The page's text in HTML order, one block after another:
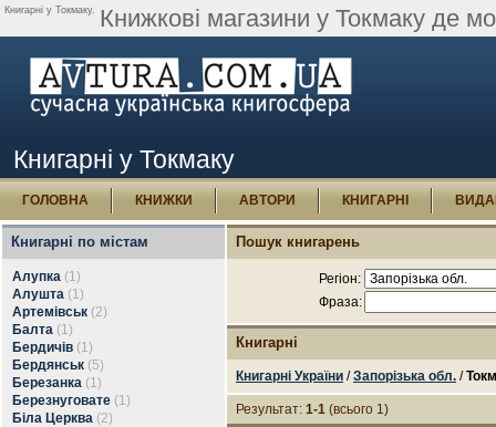
Книгарні у Токмаку. Книжкові магазини у Токмаку де
Книгарні у Токмаку
ГОЛОВНА КНИЖКИ АВТОРИ КНИГАРНІ
Книгарні по містам
Алупка (1)
Алушта (1)
Артемівськ (2)
Балта (1)
Бердичів (1)
Бердянськ (5)
Березанка (1)
Березнуговате (1)
Біла Церква (2)
Пошук книгарень
Регіон:
Фраза:
Книгарні
Книгарні України /Запорізька обл. /
Результат: 1-1 (всього 1)